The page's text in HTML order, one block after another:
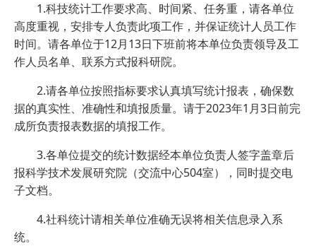
1.科技统计工作要求高、时间紧、任务重，请各单位
高度重视，安排专人负责此项工作，并保证统计人员工作
时间。请各单位于12月13日下班前将本单位负责领导及工
作人员名单、联系方式报科研院。
2.请各单位按照指标要求认真填写统计报表，确保数
据的真实性、准确性和填报质量。请于2023年1月3日前完
成所负责报表数据的填报工作。
3.各单位提交的统计数据经本单位负责人签字盖章后
报科学技术发展研究院（交流中心504室），同时提交电
子文档。
4.社科统计请相关单位准确无误将相关信息录入系
统。